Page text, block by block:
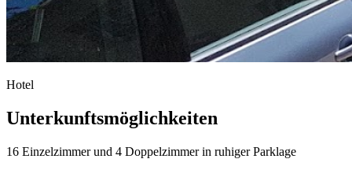
Hotel
Unterkunftsmöglichkeiten
16 Einzelzimmer und 4 Doppelzimmer in ruhiger Parklage